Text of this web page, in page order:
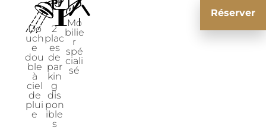
Réserver
Do
uch
e
dou
ble
à
ciel
de
plui
e
2
plac
es
de
par
kin
g
dis
pon
ible
s
Mo
bilie
r
spé
ciali
sé